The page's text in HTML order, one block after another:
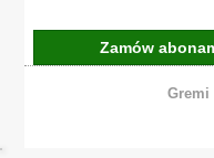
Zamów
Gremi